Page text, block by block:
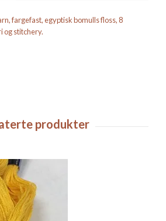
fargefast, egyptisk bomulls floss, 8
og stitchery.